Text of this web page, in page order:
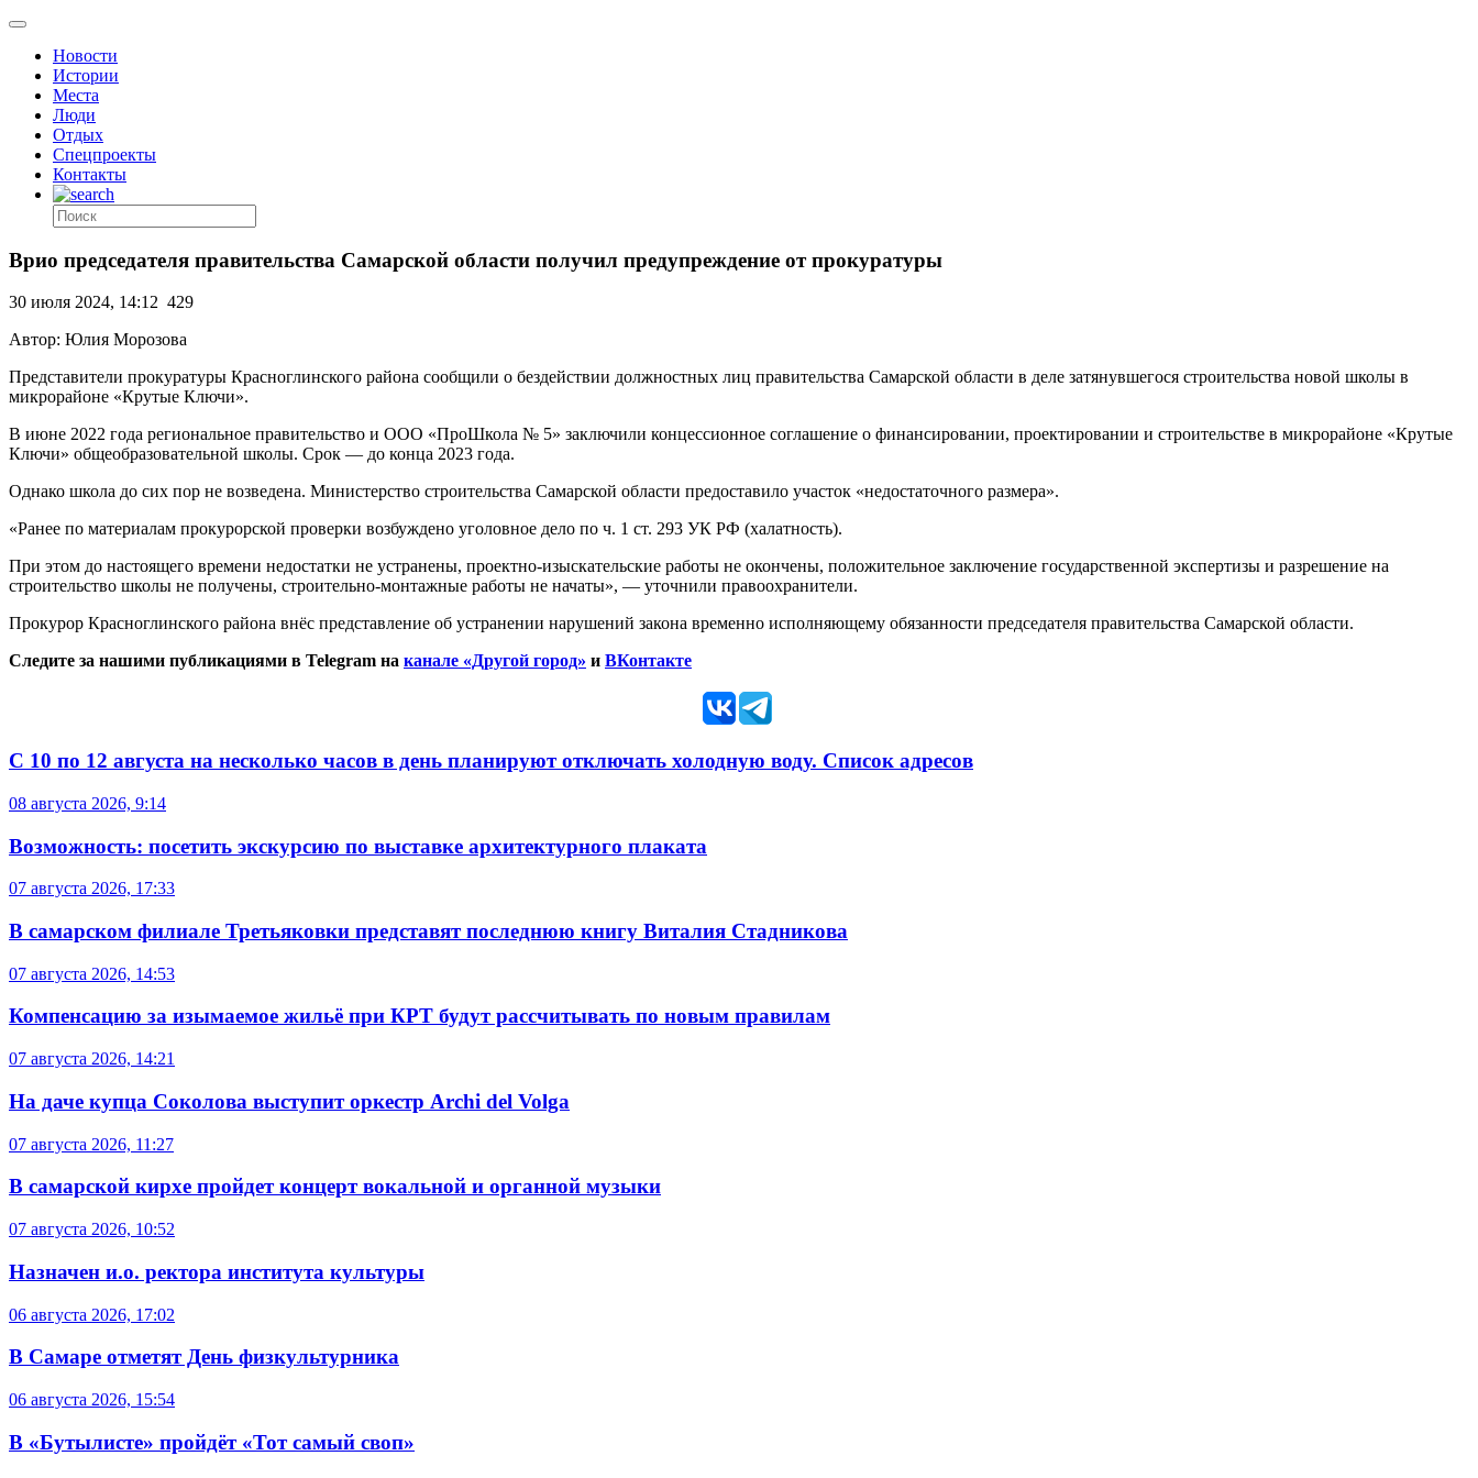
Новости
Истории
Места
Люди
Отдых
Спецпроекты
Контакты
Врио председателя правительства Самарской области получил предупреждение от прокуратуры
30 июля 2024, 14:12 429
Автор: Юлия Морозова
Представители прокуратуры Красноглинского района сообщили о бездействии должностных лиц правительства Самарской области в деле затянувшегося строительства новой школы в
микрорайоне «Крутые Ключи».
В июне 2022 года региональное правительство и ООО «ПроШкола № 5» заключили концессионное соглашение о финансировании, проектировании и строительстве в микрорайоне «Крутые
Ключи» общеобразовательной школы. Срок — до конца 2023 года.
Однако школа до сих пор не возведена. Министерство строительства Самарской области предоставило участок «недостаточного размера».
«Ранее по материалам прокурорской проверки возбуждено уголовное дело по ч. 1 ст. 293 УК РФ (халатность).
При этом до настоящего времени недостатки не устранены, проектно-изыскательские работы не окончены, положительное заключение государственной экспертизы и разрешение на
строительство школы не получены, строительно-монтажные работы не начаты», — уточнили правоохранители.
Прокурор Красноглинского района внёс представление об устранении нарушений закона временно исполняющему обязанности председателя правительства Самарской области.
Следите за нашими публикациями в Telegram на канале «Другой город» и ВКонтакте
С 10 по 12 августа на несколько часов в день планируют отключать холодную воду. Список адресов
08 августа 2026, 9:14
Возможность: посетить экскурсию по выставке архитектурного плаката
07 августа 2026, 17:33
В самарском филиале Третьяковки представят последнюю книгу Виталия Стадникова
07 августа 2026, 14:53
Компенсацию за изымаемое жильё при КРТ будут рассчитывать по новым правилам
07 августа 2026, 14:21
На даче купца Соколова выступит оркестр Archi del Volga
07 августа 2026, 11:27
В самарской кирхе пройдет концерт вокальной и органной музыки
07 августа 2026, 10:52
Назначен и.о. ректора института культуры
06 августа 2026, 17:02
В Самаре отметят День физкультурника
06 августа 2026, 15:54
В «Бутылисте» пройдёт «Тот самый своп»